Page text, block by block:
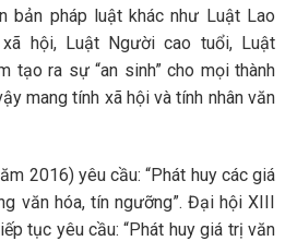
bản pháp luật khác như Luật Lao
hội, Luật Người cao tuổi, Luật
tạo ra sự “an sinh” cho mọi thành
mang tính xã hội và tính nhân văn
2016) yêu cầu: “Phát huy các giá
văn hóa, tín ngưỡng”. Đại hội XIII
tục yêu cầu: “Phát huy giá trị văn